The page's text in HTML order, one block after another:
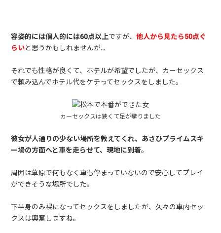
容姿的には個人的には60点以上ですが、他人から見たら50点ぐ
らいと思うかもしれませんが…
それでも性格が良くて、ホテルが希望でしたが、カーセックス
で頼み込んでホテル代をケチってセックスをしました。
カーセックスは狭くて足が攣りました
彼女が人通りの少ない場所を教えてくれ、あさひプライムスキ
ー場の方面へと車を走らせて、現地に到着。
周囲は草原で何もなく車も停まっていないので安心してプレイ
ができそうな場所でした。
下半身のみ裸になってセックスをしましたが、久々の車内セッ
クスは興奮しますね。